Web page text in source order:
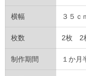
横幅 ３５
枚数 2枚 2
制作期間 １か月